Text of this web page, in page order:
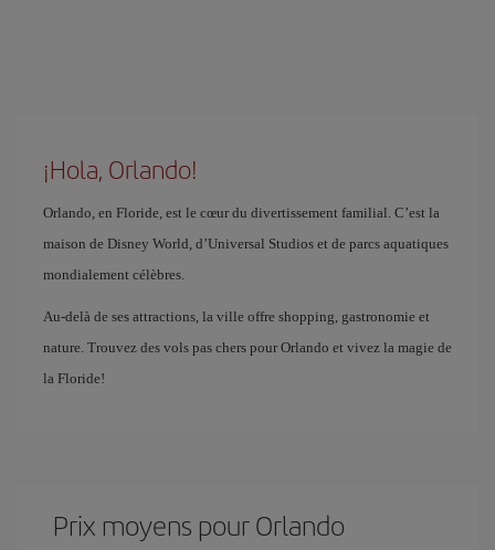
¡Hola, Orlando!
Orlando, en Floride, est le cœur du divertissement familial. C’est la
maison de Disney World, d’Universal Studios et de parcs aquatiques
mondialement célèbres.
Au-delà de ses attractions, la ville offre shopping, gastronomie et
nature. Trouvez des vols pas chers pour Orlando et vivez la magie de
la Floride!
Prix ​​moyens pour Orlando